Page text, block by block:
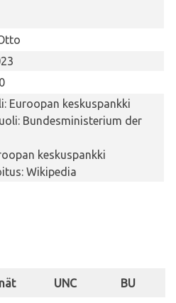
Euroopan keskuspankki
Bundesministerium der
keskuspankki
Wikipedia
UNC BU